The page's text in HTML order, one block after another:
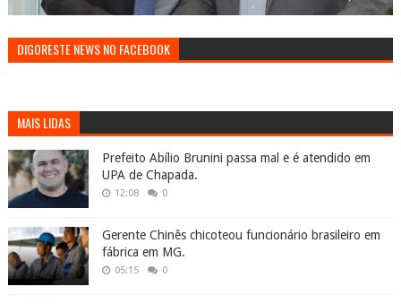
DIGORESTE NEWS NO FACEBOOK
MAIS LIDAS
Prefeito Abílio Brunini passa mal e é atendido em
UPA de Chapada.
12:08 0
Gerente Chinês chicoteou funcionário brasileiro em
fábrica em MG.
05:15 0